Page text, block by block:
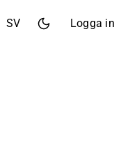
SV Logga in